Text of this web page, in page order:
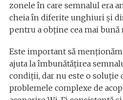
zonele în care semnalul era
cheia în diferite unghiuri și
pentru a obține cea mai bună
Este important să menționăm
ajuta la îmbunătățirea
condiții, dar nu este o
problemele complexe de